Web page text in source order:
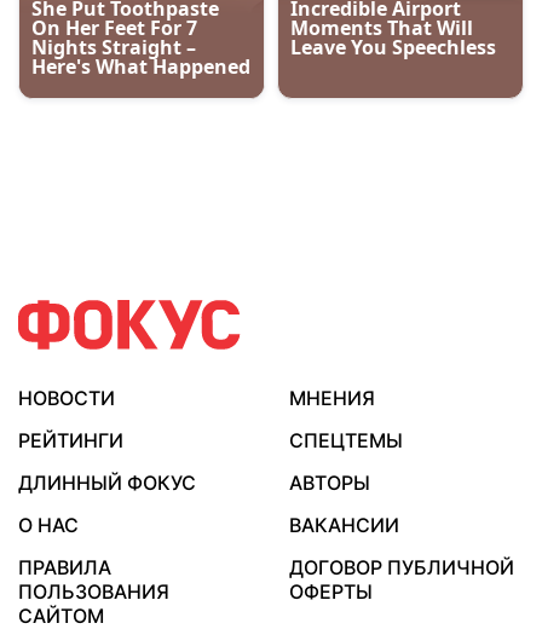
НОВОСТИ
МНЕНИЯ
РЕЙТИНГИ
СПЕЦТЕМЫ
ДЛИННЫЙ ФОКУС
АВТОРЫ
О НАС
ВАКАНСИИ
ПРАВИЛА
ПОЛЬЗОВАНИЯ
САЙТОМ
ДОГОВОР ПУБЛИЧНОЙ
ОФЕРТЫ